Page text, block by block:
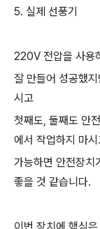
5. 실제 선풍기
220V 전압을 사용
잘 만들어 성공했
시고
첫째도, 둘째도 안
에서 작업하지 마
가능하면 안전장치
좋을 것 같습니다.